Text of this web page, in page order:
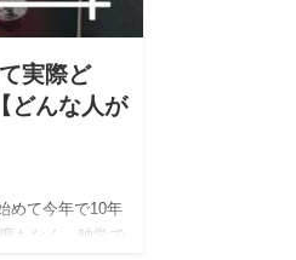
実際ど
どんな人が
めて今年で10年
もなく、独学で